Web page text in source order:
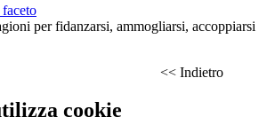
per fidanzarsi, ammogliarsi, accoppiarsi
<< Indietro
cookie